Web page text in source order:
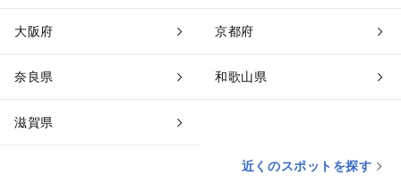
大阪府 京都府
奈良県 和歌山県
滋賀県
近くのスポットを探す